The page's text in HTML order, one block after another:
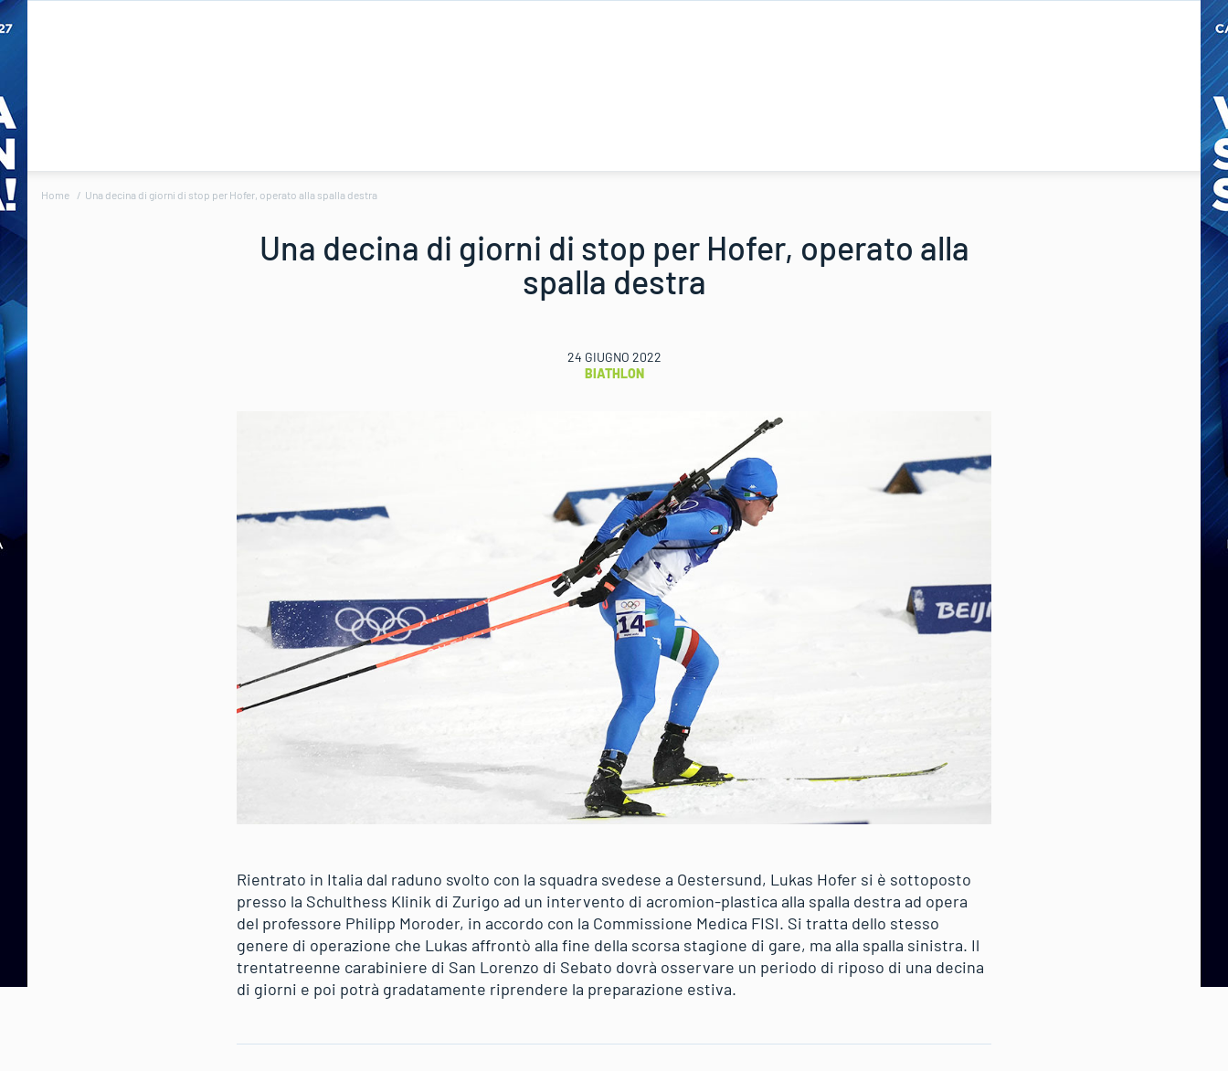
Home Una decina di giorni di stop per Hofer, operato alla spalla destra
Una decina di giorni di stop per Hofer, operato alla
spalla destra
24 GIUGNO 2022
BIATHLON
Rientrato in Italia dal raduno svolto con la squadra svedese a Oestersund, Lukas Hofer si è sottoposto
presso la Schulthess Klinik di Zurigo ad un intervento di acromion-plastica alla spalla destra ad opera
del professore Philipp Moroder, in accordo con la Commissione Medica FISI. Si tratta dello stesso
genere di operazione che Lukas affrontò alla fine della scorsa stagione di gare, ma alla spalla sinistra. Il
trentatreenne carabiniere di San Lorenzo di Sebato dovrà osservare un periodo di riposo di una decina
di giorni e poi potrà gradatamente riprendere la preparazione estiva.